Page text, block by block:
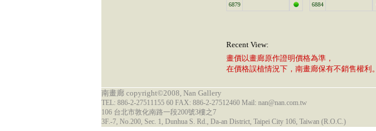
6879 6884
Recent View:
畫價以畫廊原作證明價格為準，
在價格誤植情況下，南畫廊保有不銷售權利。
南畫廊 copyright©2008, Nan Gallery
TEL: 886-2-27511155 60 FAX: 886-2-27512460 Mail: nan@nan.com.tw
106 台北市敦化南路一段200號3樓之7
3F.-7, No.200, Sec. 1, Dunhua S. Rd., Da-an District, Taipei City 106, Taiwan (R.O.C.)